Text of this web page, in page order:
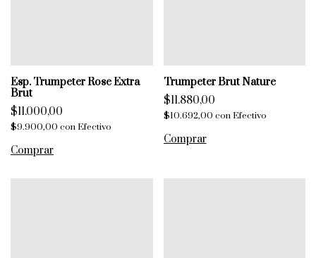
Esp. Trumpeter Rose Extra
Brut
$11.000,00
$9.900,00 conEfectivo
Trumpeter Brut Nature
$11.880,00
$10.692,00 con Efectivo